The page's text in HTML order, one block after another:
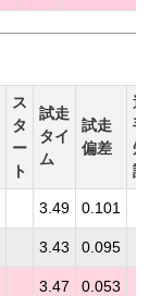
ス
タ
ー
ト
試走
タイ
ム
試走
偏差
選
手
短
評
3.49 0.101
3.43 0.095
3.47 0.053